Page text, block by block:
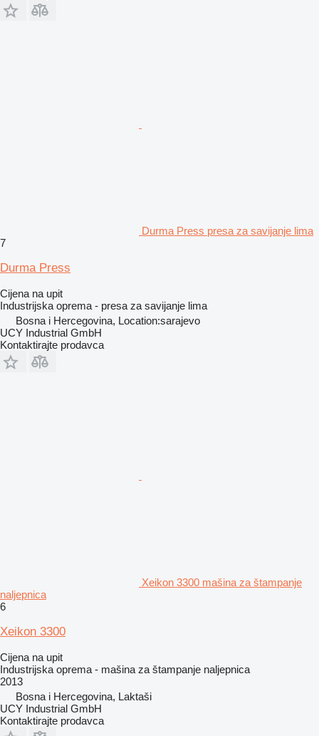
Durma Press presa za savijanje lima
7
Durma Press
Cijena na upit
Industrijska oprema - presa za savijanje lima
Bosna i Hercegovina, Location:sarajevo
UCY Industrial GmbH
Kontaktirajte prodavca
Xeikon 3300 mašina za štampanje
naljepnica
6
Xeikon 3300
Cijena na upit
Industrijska oprema - mašina za štampanje naljepnica
2013
Bosna i Hercegovina, Laktaši
UCY Industrial GmbH
Kontaktirajte prodavca